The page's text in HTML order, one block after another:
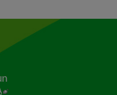
Länk till annan